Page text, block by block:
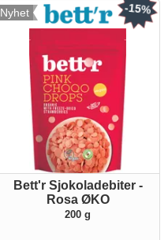
Nyhet
Bett'r Sjokoladebiter -
Rosa ØKO
200 g
-15%